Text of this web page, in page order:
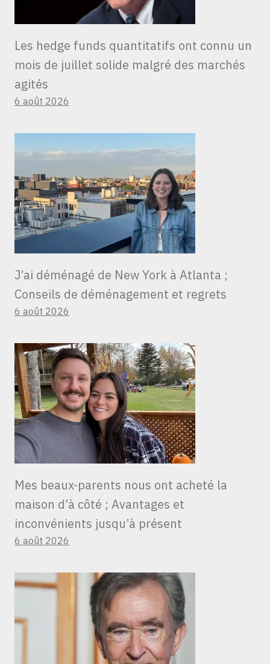
Les hedge funds quantitatifs ont connu un
mois de juillet solide malgré des marchés
agités
6 août 2026
J’ai déménagé de New York à Atlanta ;
Conseils de déménagement et regrets
6 août 2026
Mes beaux-parents nous ont acheté la
maison d’à côté ; Avantages et
inconvénients jusqu’à présent
6 août 2026